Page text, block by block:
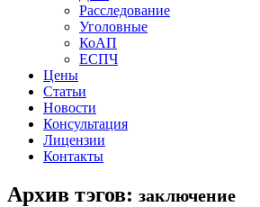
Расследование
Уголовные
КоАП
ЕСПЧ
Цены
Статьи
Новости
Консультация
Лицензии
Контакты
Архив тэгов: заключение